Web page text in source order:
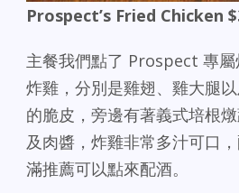
Prospect’s Fried Chicken
主餐我們點了 Prospect 專屬
炸雞，分別是雞翅、雞大腿
的脆皮，旁邊有著義式培根
及肉醬，炸雞非常多汁可口
滿推薦可以點來配酒。